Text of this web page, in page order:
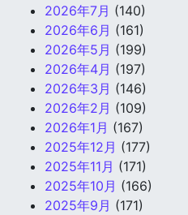
2026年7月 (140)
2026年6月 (161)
2026年5月 (199)
2026年4月 (197)
2026年3月 (146)
2026年2月 (109)
2026年1月 (167)
2025年12月 (177)
2025年11月 (171)
2025年10月 (166)
2025年9月 (171)